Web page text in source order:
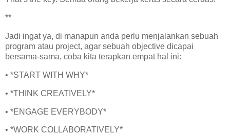
**
Jadi ingat ya, di manapun anda perlu menjalankan sebuah
program atau project, agar sebuah objective dicapai
bersama-sama, coba kita terapkan empat hal ini:
• *START WITH WHY*
• *THINK CREATIVELY*
• *ENGAGE EVERYBODY*
• *WORK COLLABORATIVELY*